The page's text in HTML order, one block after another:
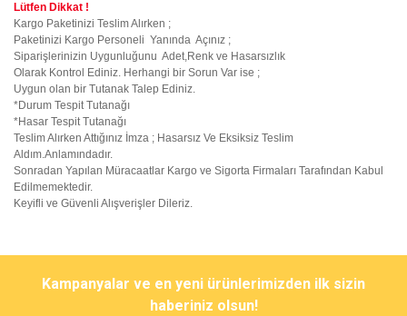
Lütfen Dikkat !
Kargo Paketinizi Teslim Alırken ;
Paketinizi Kargo Personeli Yanında Açınız ;
Siparişlerinizin Uygunluğunu Adet,Renk ve Hasarsızlık
Olarak Kontrol Ediniz. Herhangi bir Sorun Var ise ;
Uygun olan bir Tutanak Talep Ediniz.
*Durum Tespit Tutanağı
*Hasar Tespit Tutanağı
Teslim Alırken Attığınız İmza ; Hasarsız Ve Eksiksiz Teslim
Aldım.Anlamındadır.
Sonradan Yapılan Müracaatlar Kargo ve Sigorta Firmaları Tarafından Kabul
Edilmemektedir.
Keyifli ve Güvenli Alışverişler Dileriz.
Bu ürüne ilk yorumu siz yapın!
tarafımıza iletebilirsiniz.
Görüş ve önerileriniz için teşekkür ederiz.
Kampanyalar ve en yeni ürünlerimizden ilk sizin
haberiniz olsun!